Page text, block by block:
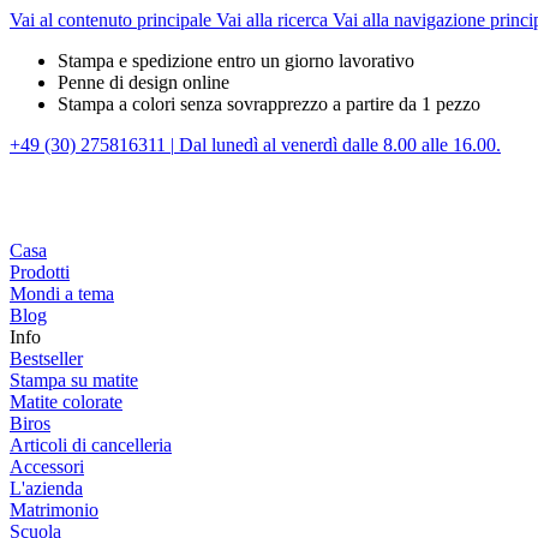
Vai al contenuto principale Vai alla ricerca Vai alla navigazione
Stampa e spedizione entro un giorno lavorativo
Penne di design online
Stampa a colori senza sovrapprezzo a partire da 1 pezzo
+49 (30) 275816311 | Dal lunedì al venerdì dalle 8.00 alle 16.00.
Casa
Prodotti
Mondi a tema
Blog
Info
Bestseller
Stampa su matite
Matite colorate
Biros
Articoli di cancelleria
Accessori
L'azienda
Matrimonio
Scuola